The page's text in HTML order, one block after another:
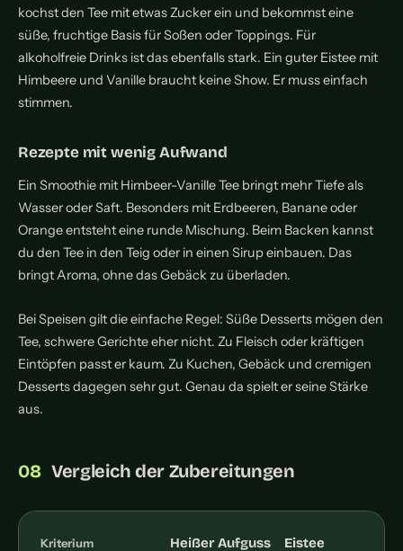
kochst den Tee mit etwas Zucker ein und bekommst eine
süße, fruchtige Basis für Soßen oder Toppings. Für
alkoholfreie Drinks ist das ebenfalls stark. Ein guter Eistee mit
Himbeere und Vanille braucht keine Show. Er muss einfach
stimmen.
Rezepte mit wenig Aufwand
Ein Smoothie mit Himbeer-Vanille Tee bringt mehr Tiefe als
Wasser oder Saft. Besonders mit Erdbeeren, Banane oder
Orange entsteht eine runde Mischung. Beim Backen kannst
du den Tee in den Teig oder in einen Sirup einbauen. Das
bringt Aroma, ohne das Gebäck zu überladen.
Bei Speisen gilt die einfache Regel: Süße Desserts mögen den
Tee, schwere Gerichte eher nicht. Zu Fleisch oder kräftigen
Eintöpfen passt er kaum. Zu Kuchen, Gebäck und cremigen
Desserts dagegen sehr gut. Genau da spielt er seine Stärke
aus.
Vergleich der Zubereitungen
Kriterium Heißer Aufguss Eistee